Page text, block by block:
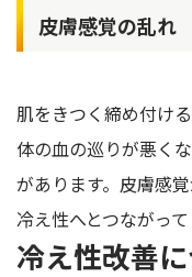
皮膚感覚の乱れ
肌をきつく締め付け
体の血の巡りが悪くな
があります。皮膚感
冷え性へとつながって
冷え性改善